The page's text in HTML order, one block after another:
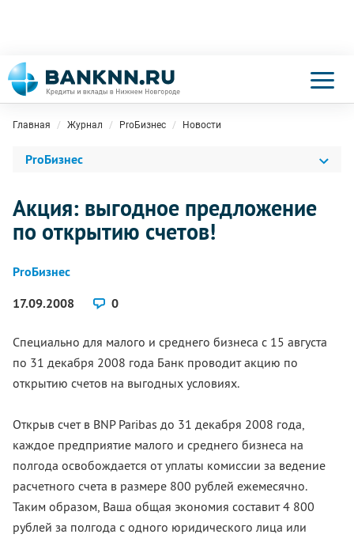
Главная Журнал ProБизнес Новости
ProБизнес
Акция: выгодное предложение
по открытию счетов!
ProБизнес
17.09.2008
0
Специально для малого и среднего бизнеса с 15 августа
по 31 декабря 2008 года Банк проводит акцию по
открытию счетов на выгодных условиях.
Открыв счет в BNP Paribas до 31 декабря 2008 года,
каждое предприятие малого и среднего бизнеса на
полгода освобождается от уплаты комиссии за ведение
расчетного счета в размере 800 рублей ежемесячно.
Таким образом, Ваша общая экономия составит 4 800
рублей за полгода с одного юридического лица или